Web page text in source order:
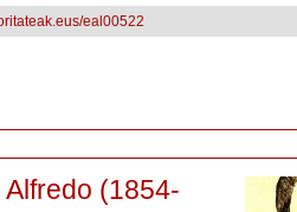
eal00522
(1854-